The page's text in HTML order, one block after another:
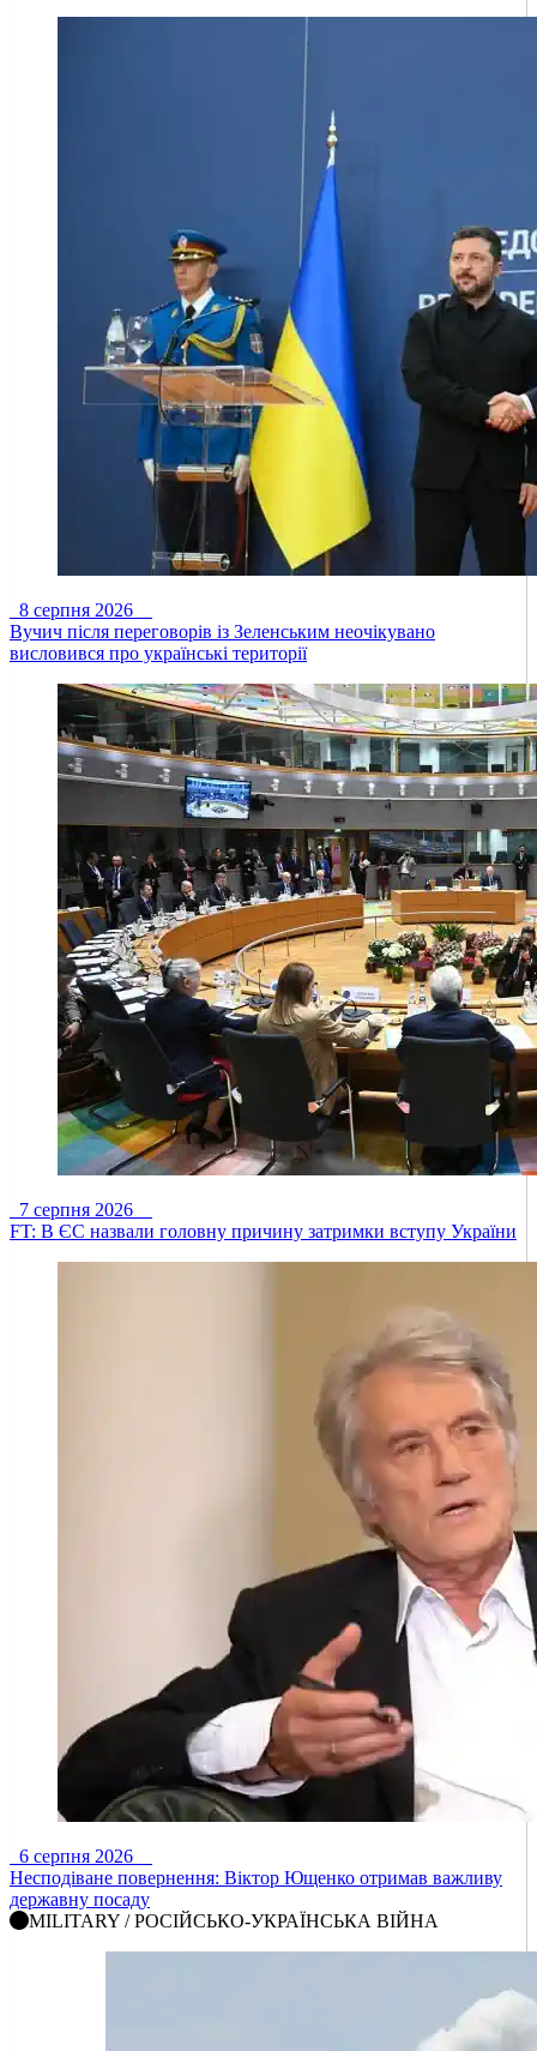
8 серпня 2026
Вучич після переговорів із Зеленським неочікувано
висловився про українські території
7 серпня 2026
FT: В ЄС назвали головну причину затримки вступу України
6 серпня 2026
Несподіване повернення: Віктор Ющенко отримав важливу
державну посаду
MILITARY / РОСІЙСЬКО-УКРАЇНСЬКА ВІЙНА